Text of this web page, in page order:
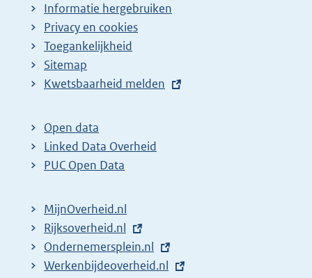
Informatie hergebruiken
Privacy en cookies
Toegankelijkheid
Sitemap
E
t
e
r
l
i
n
k
Kwetsbaarheid melden
Open data
Linked Data Overheid
PUC Open Data
MijnOverheid.nl
E
x
t
Rijksoverheid.nl
E
x
Ondernemersplein.nl
E
Werkenbijdeoverheid.nl